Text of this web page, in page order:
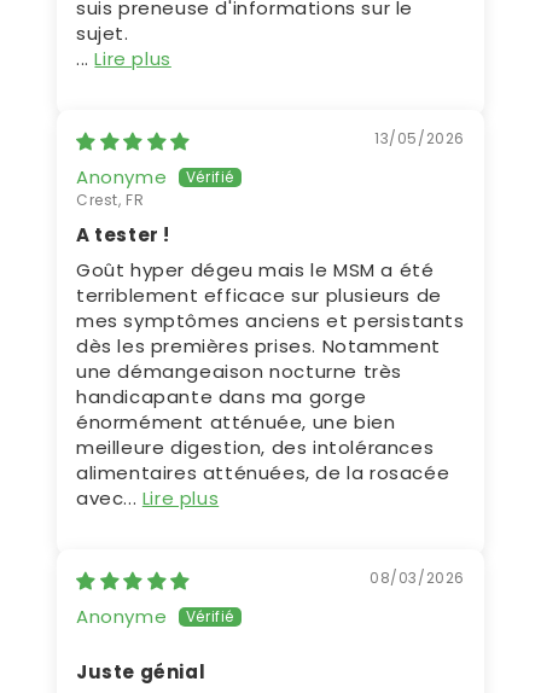
suis preneuse d'informations sur le
sujet.
...Lire plus
13/05/2026
Anonyme
Crest, FR
A tester !
Goût hyper dégeu mais le MSM a été
terriblement efficace sur plusieurs de
mes symptômes anciens et persistants
dès les premières prises. Notamment
une démangeaison nocturne très
handicapante dans ma gorge
énormément atténuée, une bien
meilleure digestion, des intolérances
alimentaires atténuées, de la rosacée
avec... Lire plus
08/03/2026
Anonyme
Juste génial